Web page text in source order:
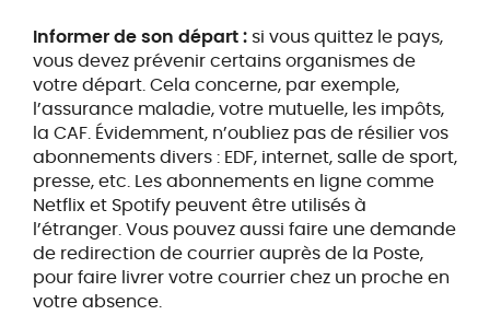
Informer de son départ :si vous quittez le pays,
vous devez prévenir certains organismes de
votre départ. Cela concerne, par exemple,
l’assurance maladie, votre mutuelle, les impôts,
la CAF. Évidemment, n’oubliez pas de résilier vos
abonnements divers : EDF, internet, salle de sport,
presse, etc. Les abonnements en ligne comme
Netflix et Spotify peuvent être utilisés à
l’étranger. Vous pouvez aussi faire une demande
de redirection de courrier auprès de la Poste,
pour faire livrer votre courrier chez un proche en
votre absence.